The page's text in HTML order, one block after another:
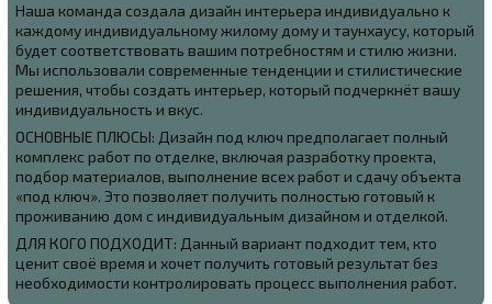
Наша команда создала дизайн интерьера индивидуально к
каждому индивидуальному жилому дому и таунхаусу, который
будет соответствовать вашим потребностям и стилю жизни.
Мы использовали современные тенденции и стилистические
решения, чтобы создать интерьер, который подчеркнёт вашу
индивидуальность и вкус.
ОСНОВНЫЕ ПЛЮСЫ: Дизайн под ключ предполагает полный
комплекс работ по отделке, включая разработку проекта,
подбор материалов, выполнение всех работ и сдачу объекта
«под ключ». Это позволяет получить полностью готовый к
проживанию дом с индивидуальным дизайном и отделкой.
ДЛЯ КОГО ПОДХОДИТ: Данный вариант подходит тем, кто
ценит своё время и хочет получить готовый результат без
необходимости контролировать процесс выполнения работ.